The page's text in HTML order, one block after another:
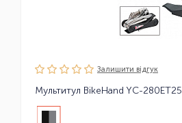
Залишити вiдгук
Мультитул BikeHand YC-280ET25